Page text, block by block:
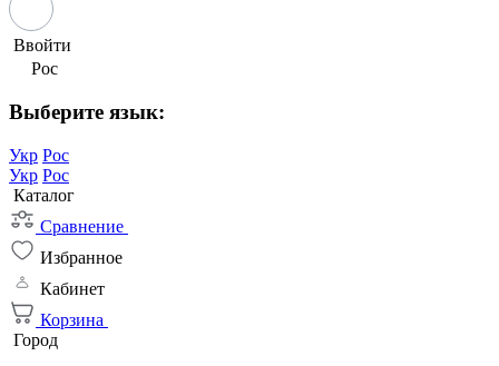
Ввойти
Рос
Выберите язык:
Укр Рос
Укр Рос
Каталог
Сравнение
Избранное
Кабинет
Корзина
Город